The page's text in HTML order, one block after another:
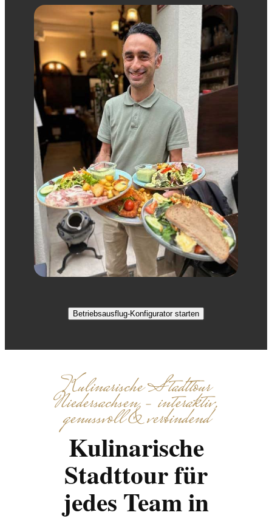
Betriebsausflug-Konfigurator starten
Kulinarische Stadttour
Niedersachsen – interaktiv,
genussvoll & verbindend
Kulinarische
Stadttour für
jedes Team in